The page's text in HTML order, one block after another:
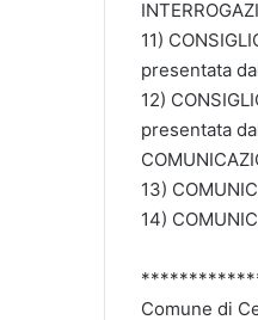
11)
presentata
12)
presentata
13)
14)
Comune di